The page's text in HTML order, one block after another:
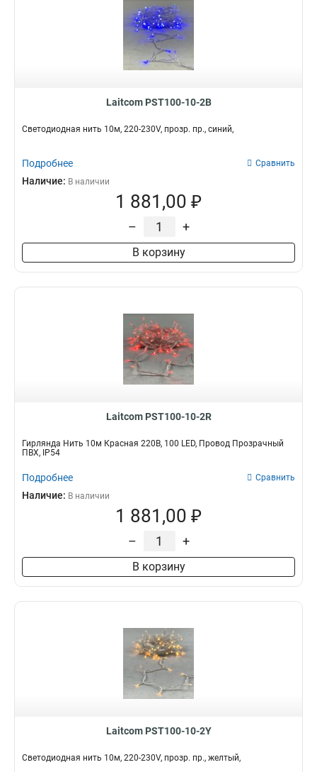
Laitcom PST100-10-2B
Светодиодная нить 10м, 220-230V, прозр. пр., синий,
Подробнее Сравнить
Наличие: В наличии
1 881,00 ₽
– +
В корзину
Laitcom PST100-10-2R
Гирлянда Нить 10м Красная 220В, 100 LED, Провод Прозрачный
ПВХ, IP54
Подробнее Сравнить
Наличие: В наличии
1 881,00 ₽
– +
В корзину
Laitcom PST100-10-2Y
Светодиодная нить 10м, 220-230V, прозр. пр., желтый,